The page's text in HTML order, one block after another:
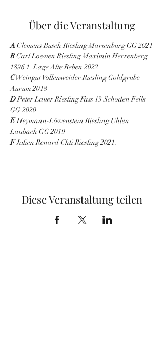
Über die Veranstaltung
A Clemens Busch Riesling Marienburg GG 2021
B Carl Loewen Riesling Maximin Herrenberg
1896 1. Lage Alte Reben 2022
C Weingut Vollenweider Riesling Goldgrube
Aurum 2018
D Peter Lauer Riesling Fass 13 Schoden Feils
GG 2020
E Heymann-Löwenstein Riesling Uhlen
Laubach GG 2019
F Julien Renard Chti Riesling 2021.
Diese Veranstaltung teilen